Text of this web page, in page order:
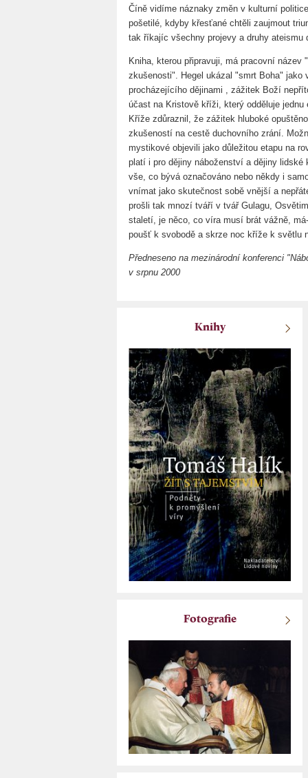
Číně vidíme náznaky změn v kulturní
pošetilé, kdyby křesťané chtěli zaujmout
tak říkajíc všechny projevy a druhy ateismu
Kniha, kterou připravuji, má pracovní název
zkušenosti". Hegel ukázal "smrt Boha" jako
procházejícího dějinami , zážitek Boží
účast na Kristově kříži, který odděluje
Kříže zdůraznil, že zážitek hluboké
zkušeností na cestě duchovního zrání.
mystikové objevili jako důležitou etapu na
platí i pro dějiny náboženství a dějiny
vše, co bývá označováno nebo někdy i
vnímat jako skutečnost sobě vnější a
prošli tak mnozí tváří v tvář Gulagu,
staletí, je něco, co víra musí brát vážně,
poušť k svobodě a skrze noc kříže k světlu
Předneseno na mezinárodní konferenci
v srpnu 2000
Knihy
Fotografie